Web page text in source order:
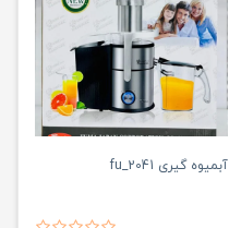
آبمیوه گیری fu_2041